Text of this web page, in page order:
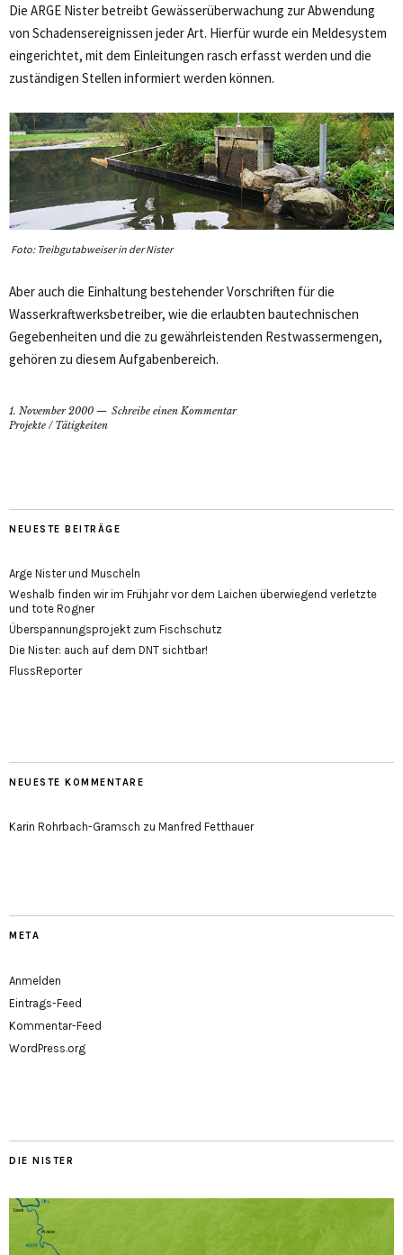
Die ARGE Nister betreibt Gewässerüberwachung zur Abwendung
von Schadensereignissen jeder Art. Hierfür wurde ein Meldesystem
eingerichtet, mit dem Einleitungen rasch erfasst werden und die
zuständigen Stellen informiert werden können.
Foto: Treibgutabweiser in der Nister
Aber auch die Einhaltung bestehender Vorschriften für die
Wasserkraftwerksbetreiber, wie die erlaubten bautechnischen
Gegebenheiten und die zu gewährleistenden Restwassermengen,
gehören zu diesem Aufgabenbereich.
1. November 2000
Schreibe einen Kommentar
Projekte / Tätigkeiten
NEUESTE BEITRÄGE
Arge Nister und Muscheln
Weshalb finden wir im Frühjahr vor dem Laichen überwiegend verletzte
und tote Rogner
Überspannungsprojekt zum Fischschutz
Die Nister: auch auf dem DNT sichtbar!
FlussReporter
NEUESTE KOMMENTARE
Karin Rohrbach-Gramsch zu Manfred Fetthauer
META
Anmelden
Eintrags-Feed
Kommentar-Feed
WordPress.org
DIE NISTER